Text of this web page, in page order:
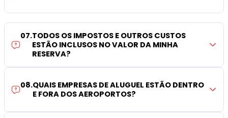
07.TODOS OS IMPOSTOS E OUTROS CUSTOS
ESTÃO INCLUSOS NO VALOR DA MINHA
RESERVA?
08.QUAIS EMPRESAS DE ALUGUEL ESTÃO DENTRO
E FORA DOS AEROPORTOS?